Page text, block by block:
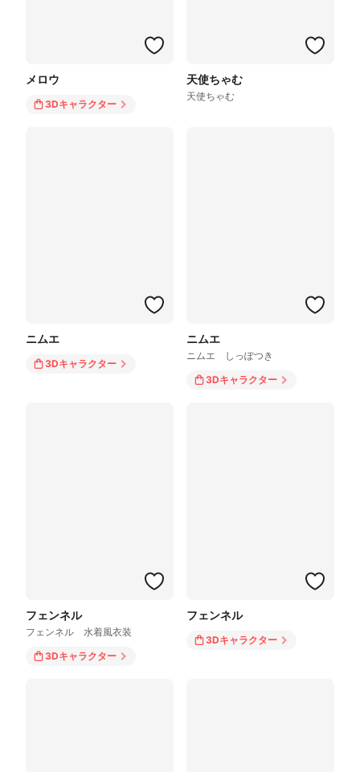
メロウ
3Dキャラクター
天使ちゃむ
天使ちゃむ
ニムエ
3Dキャラクター
ニムエ
ニムエ しっぽつき
3Dキャラクター
フェンネル
フェンネル 水着風衣装
3Dキャラクター
フェンネル
3Dキャラクター